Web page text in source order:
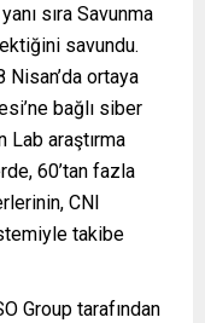
sıra Savunma
savundu.
Nisan’da ortaya
bağlı siber
Lab araştırma
60’tan fazla
CNI
takibe
Group tarafından